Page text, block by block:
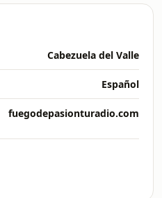
Cabezuela del Valle
Español
fuegodepasionturadio.com